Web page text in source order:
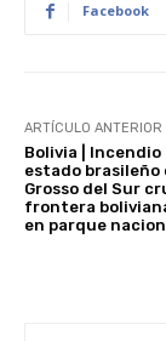
Facebook
ARTÍCULO ANTERIOR
Bolivia |
estado brasileño
Grosso del Sur
frontera
en parque